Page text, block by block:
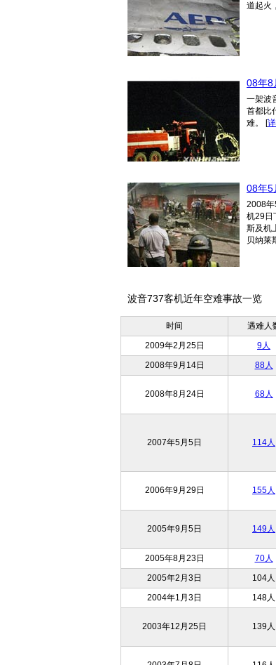
道起火
08年8
一架波
首都比
难。 [
08年5
2008年
机29日
斯及机
贝纳莱
波音737客机近年空难事故一览
时间 遇难人
2009年2月25日
9人
2008年9月14日
88人
2008年8月24日 68人
2007年5月5日 114人
2006年9月29日 155人
2005年9月5日 149人
2005年8月23日
70人
2005年2月3日
104人
2004年1月3日
148人
2003年12月25日 139人